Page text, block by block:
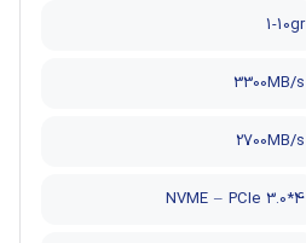
1-10gr
3300MB/s
2700MB/s
NVME – PCIe 3.0*4